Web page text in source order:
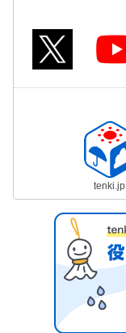
tenki.jp